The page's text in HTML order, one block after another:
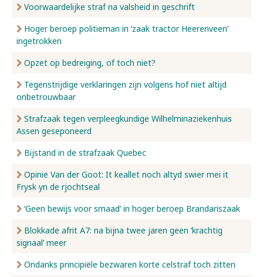
Voorwaardelijke straf na valsheid in geschrift
Hoger beroep politieman in ‘zaak tractor Heerenveen’
ingetrokken
Opzet op bedreiging, of toch niet?
Tegenstrijdige verklaringen zijn volgens hof niet altijd
onbetrouwbaar
Strafzaak tegen verpleegkundige Wilhelminaziekenhuis
Assen geseponeerd
Bijstand in de strafzaak Quebec
Opinie Van der Goot: It keallet noch altyd swier mei it
Frysk yn de rjochtseal
‘Geen bewijs voor smaad’ in hoger beroep Brandariszaak
Blokkade afrit A7: na bijna twee jaren geen ‘krachtig
signaal’ meer
Ondanks principiële bezwaren korte celstraf toch zitten